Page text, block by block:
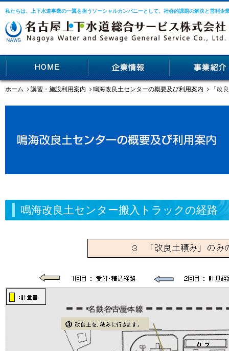
私たちは、上下水道事業の一翼を担うソーシャルカンパニーとして、社会的課題の解決と営利企
ホーム 講習・施設利用案内 鳴海改良土センターの概要及び利用案内 「改
鳴海改良土センター搬入トラックの経路